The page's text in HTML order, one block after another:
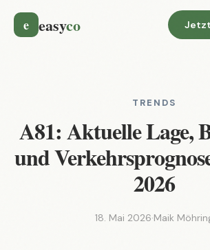
e easyco
TRENDS
A81: Aktuelle Lage,
und
2026
18. Mai 2026·Maik